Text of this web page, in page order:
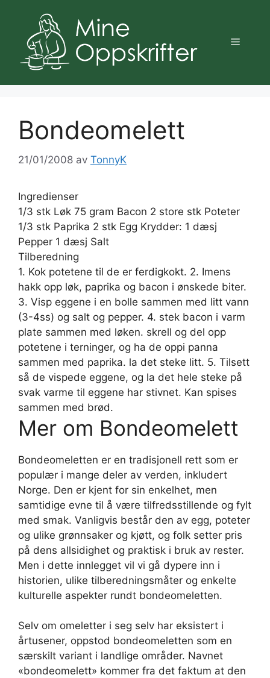
innhold
Meny
Bondeomelett
21/01/2008 av TonnyK
Ingredienser
1/3 stk Løk 75 gram Bacon 2 store stk Poteter
1/3 stk Paprika 2 stk Egg Krydder: 1 dæsj
Pepper 1 dæsj Salt
Tilberedning
1. Kok potetene til de er ferdigkokt. 2. Imens
hakk opp løk, paprika og bacon i ønskede biter.
3. Visp eggene i en bolle sammen med litt vann
(3-4ss) og salt og pepper. 4. stek bacon i varm
plate sammen med løken. skrell og del opp
potetene i terninger, og ha de oppi panna
sammen med paprika. la det steke litt. 5. Tilsett
så de vispede eggene, og la det hele steke på
svak varme til eggene har stivnet. Kan spises
sammen med brød.
Mer om Bondeomelett
Bondeomeletten er en tradisjonell rett som er
populær i mange deler av verden, inkludert
Norge. Den er kjent for sin enkelhet, men
samtidige evne til å være tilfredsstillende og fylt
med smak. Vanligvis består den av egg, poteter
og ulike grønnsaker og kjøtt, og folk setter pris
på dens allsidighet og praktisk i bruk av rester.
Men i dette innlegget vil vi gå dypere inn i
historien, ulike tilberedningsmåter og enkelte
kulturelle aspekter rundt bondeomeletten.
Selv om omeletter i seg selv har eksistert i
årtusener, oppstod bondeomeletten som en
særskilt variant i landlige områder. Navnet
«bondeomelett» kommer fra det faktum at den